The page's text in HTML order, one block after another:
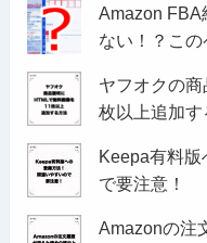
Amazon FBA
ない！？こ
ヤフオクの
枚以上追加す
Keepa有料
で要注意！
Amazonの注